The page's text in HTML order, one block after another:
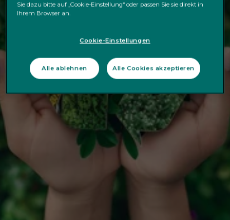
Ihr Leitfaden zur
Kreislaufwirtschaft
steht zum Download
bereit.
Sie dazu bitte auf „Cookie-Einstellung“ oder passen Sie sie direkt in
Ihrem Browser an.
Cookie-Einstellungen
Alle ablehnen Alle Cookies akzeptieren